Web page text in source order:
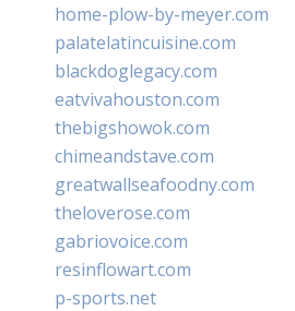
home-plow-by-meyer.com
palatelatincuisine.com
blackdoglegacy.com
eatvivahouston.com
thebigshowok.com
chimeandstave.com
greatwallseafoodny.com
theloverose.com
gabriovoice.com
resinflowart.com
p-sports.net